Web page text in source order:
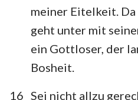
meiner Eitelkeit.
geht unter mit
ein Gottloser, der
Bosheit.
16 Sei nicht allzu